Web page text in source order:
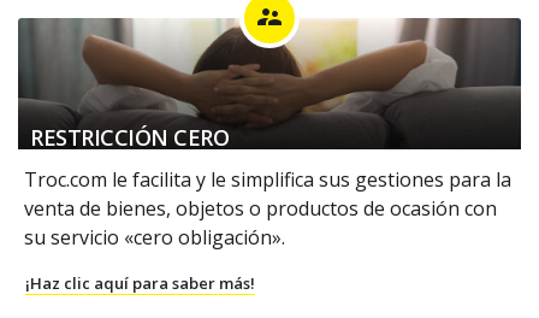
supervisor_account
RESTRICCIÓN CERO
Troc.com le facilita y le simplifica sus gestiones para la
venta de bienes, objetos o productos de ocasión con
su servicio «cero obligación».
¡Haz clic aquí para saber más!